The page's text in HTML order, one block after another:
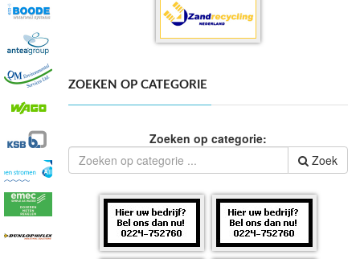
ZOEKEN OP CATEGORIE
Zoeken op categorie:
Zoek